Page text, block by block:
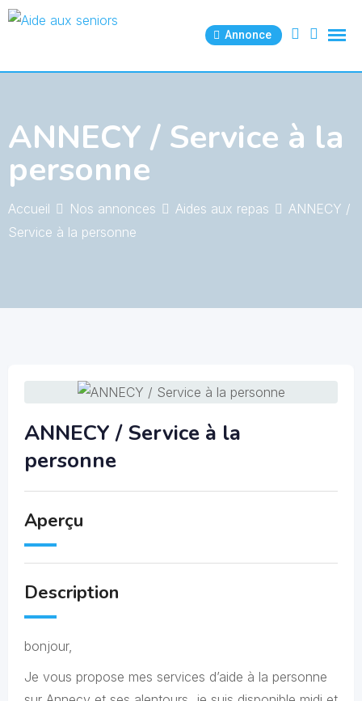
Skip
Annonce
ANNECY / Service à la
personne
Accueil Nos annonces Aides aux repas
ANNECY /
Service à la personne
ANNECY / Service à la
personne
Aperçu
Description
bonjour,
Je vous propose mes services d’aide à la personne